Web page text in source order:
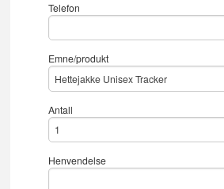
Telefon
Emne/produkt
Antall
Henvendelse